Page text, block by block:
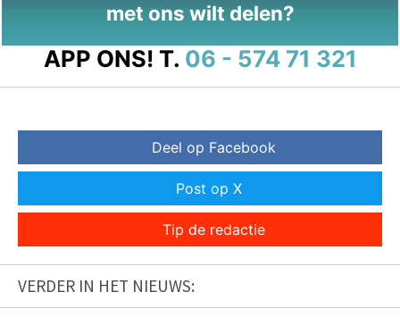
met ons wilt delen?
APP ONS! T. 06 - 574 71 321
Deel op Facebook
Post op X
Tip de redactie
VERDER IN HET NIEUWS: